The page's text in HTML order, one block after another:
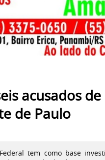
acusados
de Paulo
tem como base